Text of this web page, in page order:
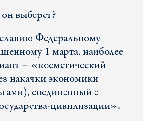
выберет?
Федеральному
1 марта, наиболее
– «косметический
накачки экономики
соединенный с
цивилизации».